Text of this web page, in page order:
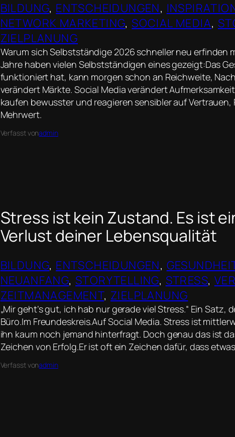
BILDUNG, ENTSCHEIDUNGEN,
NETWORK MARKETING, SOCIAL MEDIA,
ZIELPLANUNG
Warum sich Selbstständige 2026 schneller neu erfinden
Jahre haben vielen Selbstständigen eines gezeigt:Das
funktioniert hat, kann morgen schon an Reichweite,
verändert Märkte. Social Media verändert
kaufen bewusster und reagieren sensibler auf
Mehrwert.
Verfasst vonadmin
Stress ist kein Zustand. Es ist
Verlust deiner Lebensqualität
BILDUNG, ENTSCHEIDUNGEN,
NEUANFANG, STORYTELLING, STRESS,
ZEITMANAGEMENT, ZIELPLANUNG
„Mir geht’s gut, ich hab nur gerade viel Stress.“ Ein Satz,
Büro.Im Freundeskreis.Auf Social Media. Stress ist
ihn kaum noch jemand hinterfragt. Doch genau das ist
Zeichen von Erfolg.Er ist oft ein Zeichen dafür, dass
Verfasst vonadmin